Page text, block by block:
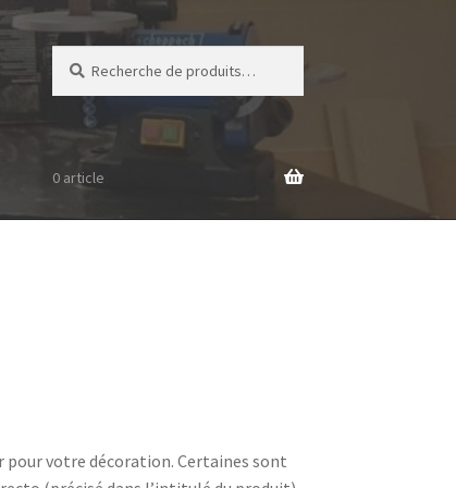
pour :
0 article
pour votre décoration. Certaines sont